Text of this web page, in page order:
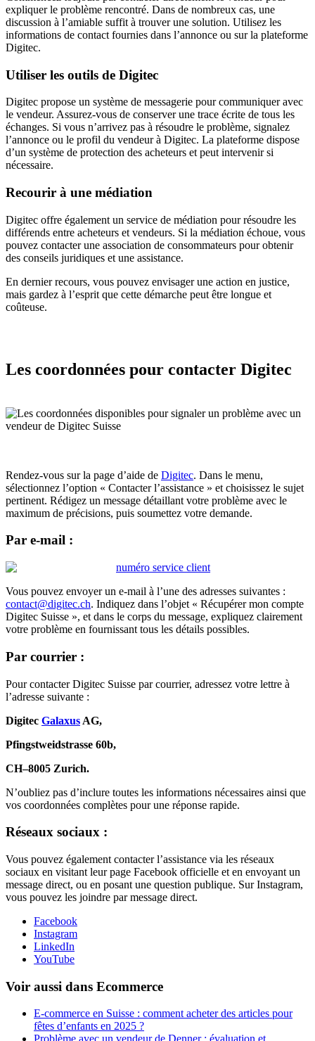
expliquer le problème rencontré. Dans de nombreux cas, une
discussion à l’amiable suffit à trouver une solution. Utilisez les
informations de contact fournies dans l’annonce ou sur la plateforme
Digitec.
Utiliser les outils de Digitec
Digitec propose un système de messagerie pour communiquer avec
le vendeur. Assurez-vous de conserver une trace écrite de tous les
échanges. Si vous n’arrivez pas à résoudre le problème, signalez
l’annonce ou le profil du vendeur à Digitec. La plateforme dispose
d’un système de protection des acheteurs et peut intervenir si
nécessaire.
Recourir à une médiation
Digitec offre également un service de médiation pour résoudre les
différends entre acheteurs et vendeurs. Si la médiation échoue, vous
pouvez contacter une association de consommateurs pour obtenir
des conseils juridiques et une assistance.
En dernier recours, vous pouvez envisager une action en justice,
mais gardez à l’esprit que cette démarche peut être longue et
coûteuse.
Les coordonnées pour contacter Digitec
Rendez-vous sur la page d’aide de Digitec. Dans le menu,
sélectionnez l’option « Contacter l’assistance » et choisissez le sujet
pertinent. Rédigez un message détaillant votre problème avec le
maximum de précisions, puis soumettez votre demande.
Par e-mail :
Vous pouvez envoyer un e-mail à l’une des adresses suivantes :
contact@digitec.ch. Indiquez dans l’objet « Récupérer mon compte
Digitec Suisse », et dans le corps du message, expliquez clairement
votre problème en fournissant tous les détails possibles.
Par courrier :
Pour contacter Digitec Suisse par courrier, adressez votre lettre à
l’adresse suivante :
Digitec Galaxus AG,
Pfingstweidstrasse 60b,
CH–8005 Zurich.
N’oubliez pas d’inclure toutes les informations nécessaires ainsi que
vos coordonnées complètes pour une réponse rapide.
Réseaux sociaux :
Vous pouvez également contacter l’assistance via les réseaux
sociaux en visitant leur page Facebook officielle et en envoyant un
message direct, ou en posant une question publique. Sur Instagram,
vous pouvez les joindre par message direct.
Facebook
Instagram
LinkedIn
YouTube
Voir aussi dans Ecommerce
E-commerce en Suisse : comment acheter des articles pour
fêtes d’enfants en 2025 ?